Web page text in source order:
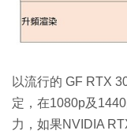
以流行的 GF RTX
定，在1080p及
力，如果NVIDIA